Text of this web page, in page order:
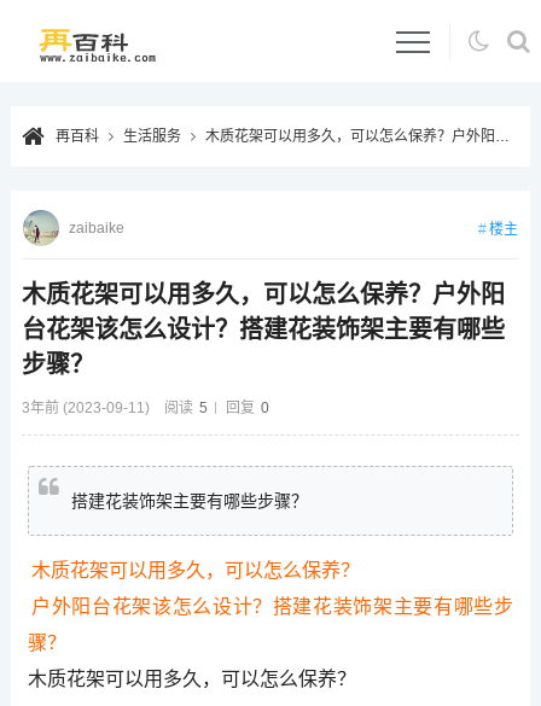
再百科 生活服务 木质花架可以用多久，可以怎么保养？户外阳台花架该怎么设计？搭建花装饰架主要有哪些步骤？
木质花架可以用多久，可以怎么保养？户外阳
台花架该怎么设计？搭建花装饰架主要有哪些
步骤？
3年前 (2023-09-11) 阅读 5 回复 0
zaibaike 楼主
搭建花装饰架主要有哪些步骤？
木质花架可以用多久，可以怎么保养？
户外阳台花架该怎么设计？搭建花装饰架主要有哪些步
骤？
木质花架可以用多久，可以怎么保养？